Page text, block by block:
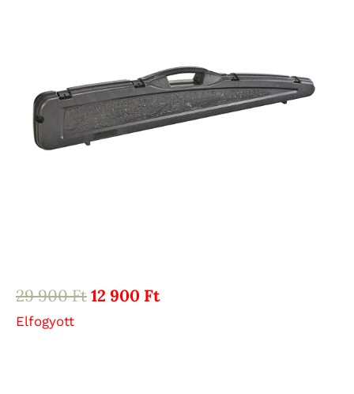
29 900FtOriginal
12 900 FtCurrent
Elfogyott